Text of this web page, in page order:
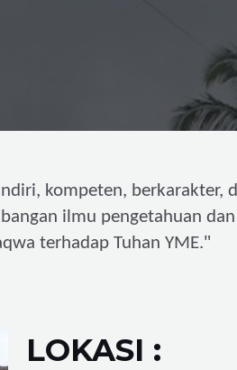
kompeten, berkarakter,
ilmu pengetahuan
terhadap Tuhan YME."
LOKASI :